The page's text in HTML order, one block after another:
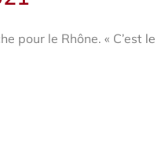
pour le Rhône. « C’est